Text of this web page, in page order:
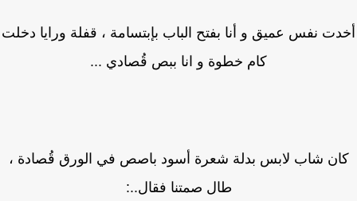
نفس عميق و أنا بفتح الباب بإبتسامة ، قفلة ورايا دخلت
كام خطوة و انا ببص قُصادي ...
شاب لابس بدلة شعرة أسود باصص في الورق قُصادة ،
طال صمتنا فقال..: